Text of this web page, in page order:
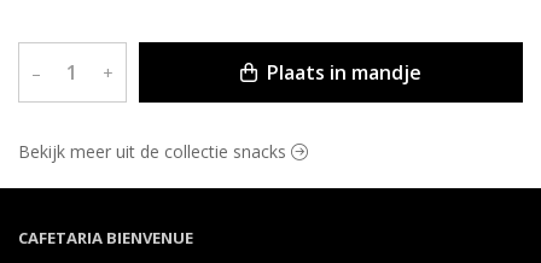
– + Plaats in mandje
Bekijk meer uit de collectie snacks
CAFETARIA BIENVENUE